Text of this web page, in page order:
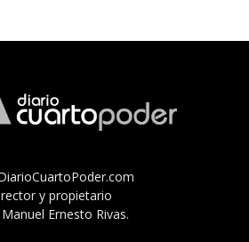
y propietario
Ernesto Rivas.